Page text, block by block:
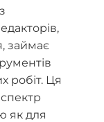
займає
робіт. Ця
як для